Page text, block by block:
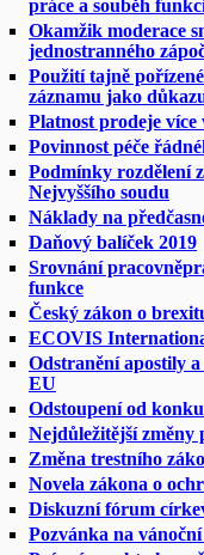
práce a souběh
Okamžik moderace
jednostranného
Použití tajně
záznamu jako
Platnost prodeje
Povinnost péče
Podmínky rozdělení
Nejvyššího soudu
Náklady na
Daňový balíček 2019
Srovnání
funkce
Český zákon o
ECOVIS
Odstranění apostily
EU
Odstoupení od
Nejdůležitější změny
Změna trestního
Novela zákona o
Diskuzní fórum
Pozvánka na